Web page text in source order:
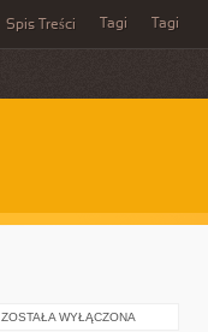
Spis Treści Tagi Tagi
ŚLUBY
ZOSTAŁA WYŁĄCZONA